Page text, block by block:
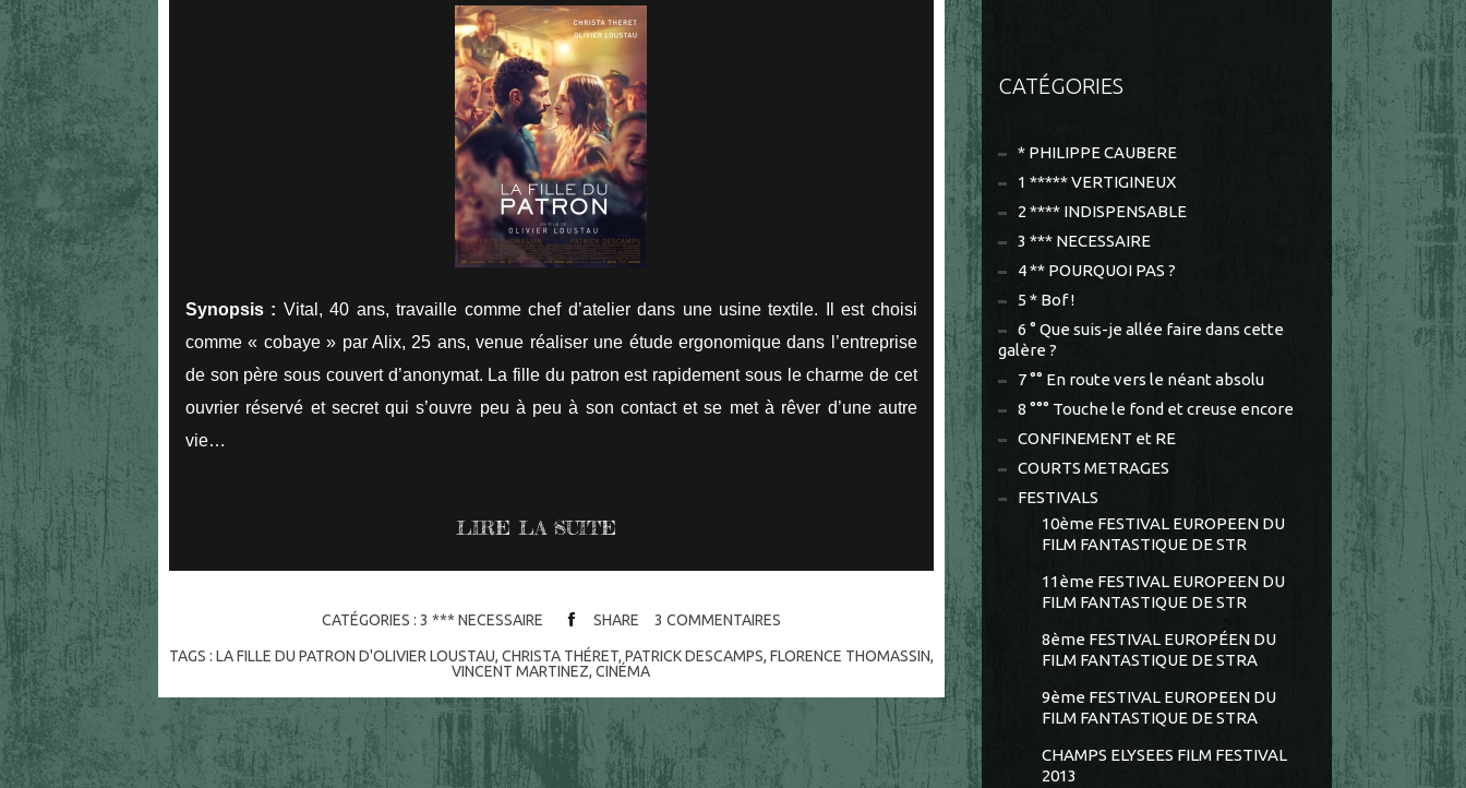
Synopsis : Vital, 40 ans, travaille comme chef d’atelier dans une usine textile. Il est choisi
comme « cobaye » par Alix, 25 ans, venue réaliser une étude ergonomique dans l’entreprise
de son père sous couvert d’anonymat. La fille du patron est rapidement sous le charme de cet
ouvrier réservé et secret qui s’ouvre peu à peu à son contact et se met à rêver d’une autre
vie…
LIRE LA SUITE
CATÉGORIES : 3 *** NECESSAIRE SHARE 3 COMMENTAIRES
TAGS : LA FILLE DU PATRON D'OLIVIER LOUSTAU, CHRISTA THÉRET, PATRICK DESCAMPS, FLORENCE THOMASSIN,
VINCENT MARTINEZ,CINÉMA
CATÉGORIES
* PHILIPPE CAUBERE
1 ***** VERTIGINEUX
2 **** INDISPENSABLE
3 *** NECESSAIRE
4 ** POURQUOI PAS ?
5 * Bof !
6 ° Que suis-je allée faire dans cette
galère ?
7 °° En route vers le néant absolu
8 °°° Touche le fond et creuse encore
CONFINEMENT et RE
COURTS METRAGES
FESTIVALS
10ème FESTIVAL EUROPEEN DU
FILM FANTASTIQUE DE STR
11ème FESTIVAL EUROPEEN DU
FILM FANTASTIQUE DE STR
8ème FESTIVAL EUROPÉEN DU
FILM FANTASTIQUE DE STRA
9ème FESTIVAL EUROPEEN DU
FILM FANTASTIQUE DE STRA
CHAMPS ELYSEES FILM FESTIVAL
2013